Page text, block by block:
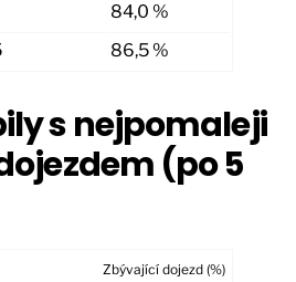
84,0 %
86,5 %
s nejpomaleji
(po 5
Zbývající dojezd (%)